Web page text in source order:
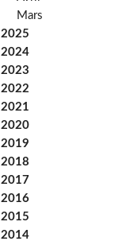
Mars
2025
2024
2023
2022
2021
2020
2019
2018
2017
2016
2015
2014